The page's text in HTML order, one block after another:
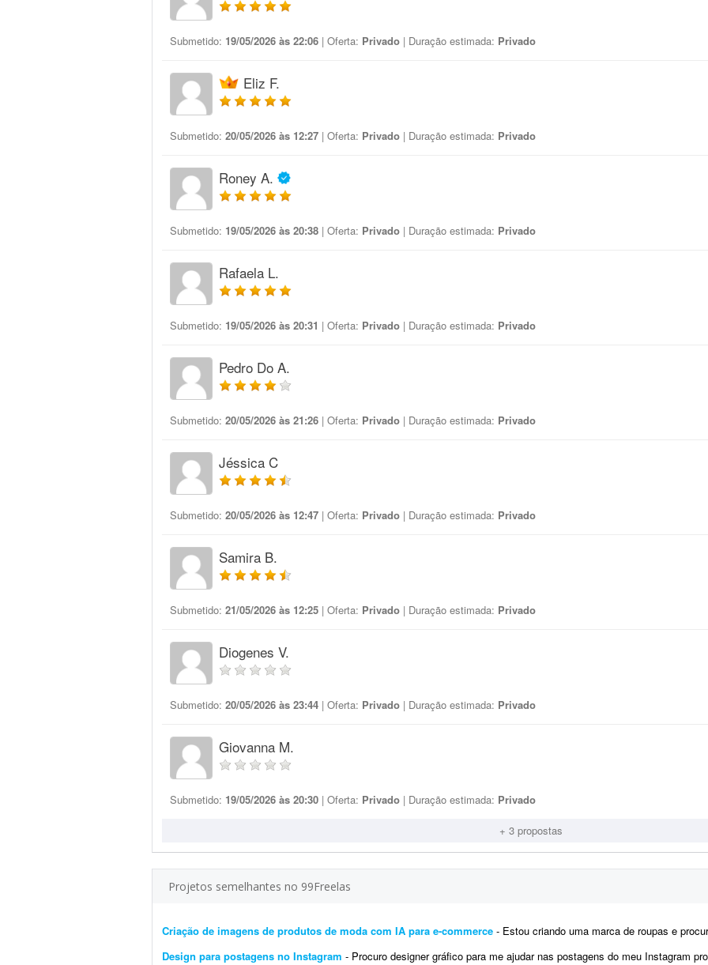
Submetido: 19/05/2026 às 22:06 | Oferta: Privado | Duração estimada: Privado
Eliz F.
Submetido: 20/05/2026 às 12:27 | Oferta: Privado | Duração estimada: Privado
Roney A.
Submetido: 19/05/2026 às 20:38 | Oferta: Privado | Duração estimada: Privado
Rafaela L.
Submetido: 19/05/2026 às 20:31 | Oferta: Privado | Duração estimada: Privado
Pedro Do A.
Submetido: 20/05/2026 às 21:26 | Oferta: Privado | Duração estimada: Privado
Jéssica C
Submetido: 20/05/2026 às 12:47 | Oferta: Privado | Duração estimada: Privado
Samira B.
Submetido: 21/05/2026 às 12:25 | Oferta: Privado | Duração estimada: Privado
Diogenes V.
Submetido: 20/05/2026 às 23:44 | Oferta: Privado | Duração estimada: Privado
Giovanna M.
Submetido: 19/05/2026 às 20:30 | Oferta: Privado | Duração estimada: Privado
+ 3 propostas
Projetos semelhantes no 99Freelas
Criação de imagens de produtos de moda com IA para e-commerce - Estou criando uma marca de roupas e procuro um profissional para me ajudar na preparação
Design para postagens no Instagram - Procuro designer gráfico para me ajudar nas postagens do meu Instagram profissional. Algumas já foram feitas por mim, mas